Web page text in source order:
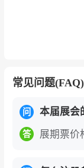
身份认证审
会要求补充
确认或QR
换领纸质进
常见问题(FAQ)
问 本届展会
答 展期票价